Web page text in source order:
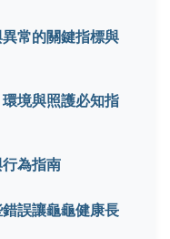
常的關鍵指標與
境與照護必知指
為指南
誤讓龜龜健康長